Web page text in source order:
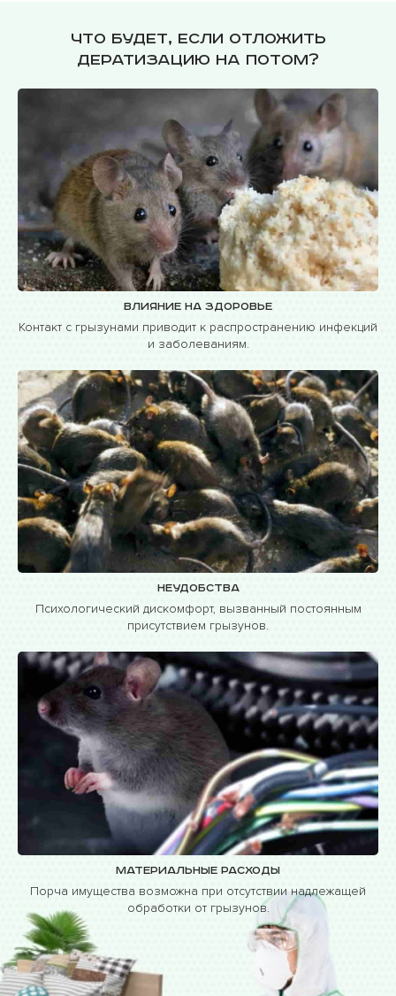
Что будет, если отложить
дератизацию на потом?
Влияние на здоровье
Контакт с грызунами приводит к распространению инфекций
и заболеваниям.
Неудобства
Психологический дискомфорт, вызванный постоянным
присутствием грызунов.
Материальные расходы
Порча имущества возможна при отсутствии надлежащей
обработки от грызунов.